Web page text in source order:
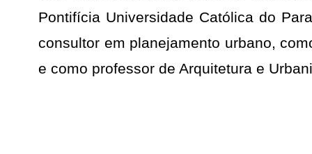
Pontifícia Universidade Católica do
consultor em planejamento urbano,
e como professor de Arquitetura e